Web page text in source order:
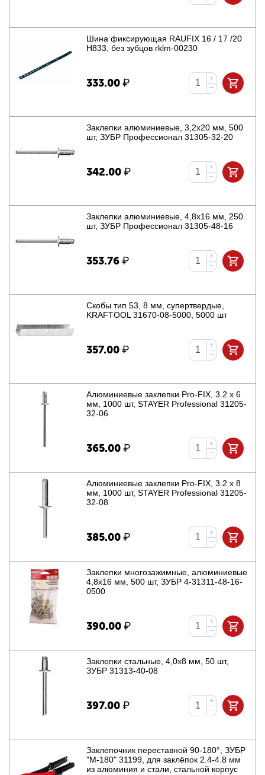
Шина фиксирующая RAUFIX 16 / 17 /20
H833, без зубцов rklm-00230
333.00₽
+
−
Заклепки алюминиевые, 3,2x20 мм, 500
шт, ЗУБР Профессионал 31305-32-20
342.00₽
+
−
Заклепки алюминиевые, 4,8x16 мм, 250
шт, ЗУБР Профессионал 31305-48-16
353.76₽
+
−
Скобы тип 53, 8 мм, супертвердые,
KRAFTOOL 31670-08-5000, 5000 шт
357.00₽
+
−
Алюминиевые заклепки Pro-FIX, 3.2 х 6
мм, 1000 шт, STAYER Professional 31205-
32-06
365.00₽
+
−
Алюминиевые заклепки Pro-FIX, 3.2 х 8
мм, 1000 шт, STAYER Professional 31205-
32-08
385.00₽
+
−
Заклепки многозажимные, алюминиевые
4,8x16 мм, 500 шт, ЗУБР 4-31311-48-16-
0500
390.00₽
+
−
Заклепки стальные, 4,0x8 мм, 50 шт,
ЗУБР 31313-40-08
397.00₽
+
−
Заклепочник переставной 90-180°, ЗУБР
"М-180" 31199, для заклёпок 2.4-4.8 мм
из алюминия и стали, стальной корпус